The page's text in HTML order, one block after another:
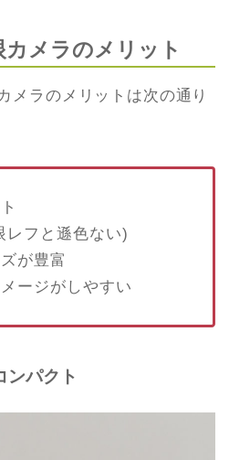
カメラのメリット
メラのメリットは次の通り
レフと遜色ない)
が豊富
ージがしやすい
ンパクト